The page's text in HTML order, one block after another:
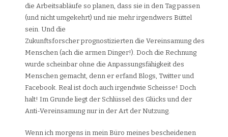
die Arbeitsabläufe so planen, dass sie in den Tag passen
(und nicht umgekehrt) und nie mehr irgendwers Büttel
sein. Und die
Zukunftsforscher prognostizierten die Vereinsamung des
Menschen (ach die armen Dinger!). Doch die Rechnung
wurde scheinbar ohne die Anpassungsfähigkeit des
Menschen gemacht, denn er erfand Blogs, Twitter und
Facebook. Real ist doch auch irgendwie Scheisse! Doch
halt! Im Grunde liegt der Schlüssel des Glücks und der
Anti-Vereinsamung nur in der Art der Nutzung.
Wenn ich morgens in mein Büro meines bescheidenen